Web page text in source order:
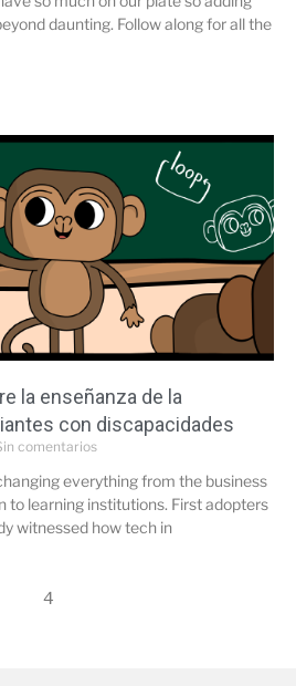
daunting. Follow along for all the
la enseñanza de la
con discapacidades
comentarios
everything from the business
to learning institutions. First adopters
witnessed how tech in
4